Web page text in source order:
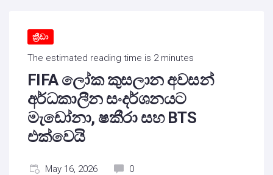
ක්‍රීඩා
The estimated reading time is 2 minutes
FIFA ලෝක කුසලාන අවසන්
අර්ධකාලීන සංදර්ශනයට
මැඩෝනා, ෂකීරා සහ BTS
එක්වෙයි
May 16, 2026 0